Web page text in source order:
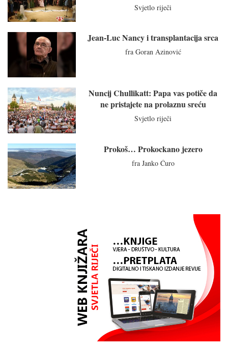
Svjetlo riječi
Jean-Luc Nancy i transplantacija srca
fra Goran Azinović
Nuncij Chullikatt: Papa vas potiče da
ne pristajete na prolaznu sreću
Svjetlo riječi
Prokoš… Prokockano jezero
fra Janko Ćuro